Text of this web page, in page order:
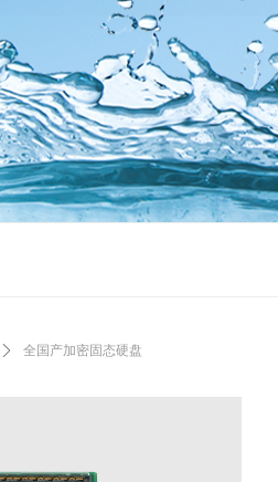
ꄲ 全国产加密固态硬盘